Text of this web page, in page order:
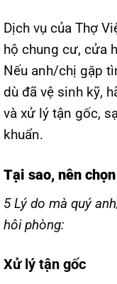
Dịch vụ của Thợ
hộ chung cư, cửa
Nếu anh/chị gặp
dù đã vệ sinh kỹ,
và xử lý tận gốc,
khuẩn.
Tại sao, nên
5 Lý do mà quý
hôi phòng:
Xử lý tận gốc